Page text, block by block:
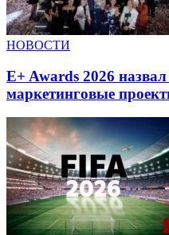
НОВОСТИ
E+ Awards 2026
маркетинговые